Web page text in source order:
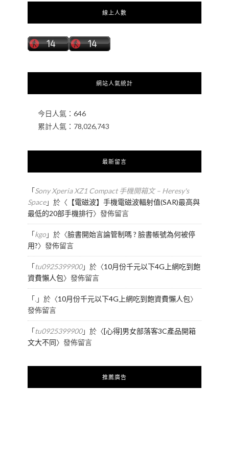
線上人數
網站人氣統計
今日人氣： 646
累計人氣： 78,026,743
最新留言
「Sony Xperia XZ1 Compact 手機開箱文 – Heresy's
Space」於〈 【電磁波】手機電磁波輻射值(SAR)最高與
最低的20部手機排行〉發佈留言
「kgo」於〈臉書開始言論管制嗎 ? 臉書帳號為何被停
用?〉發佈留言
「tu0925399900」於〈10月份千元以下4G上網吃到飽
資費懶人包〉發佈留言
「.」於〈10月份千元以下4G上網吃到飽資費懶人包〉
發佈留言
「tu0925399900」於〈[心得]男女部落客3C產品開箱
文大不同〉發佈留言
推薦廣告